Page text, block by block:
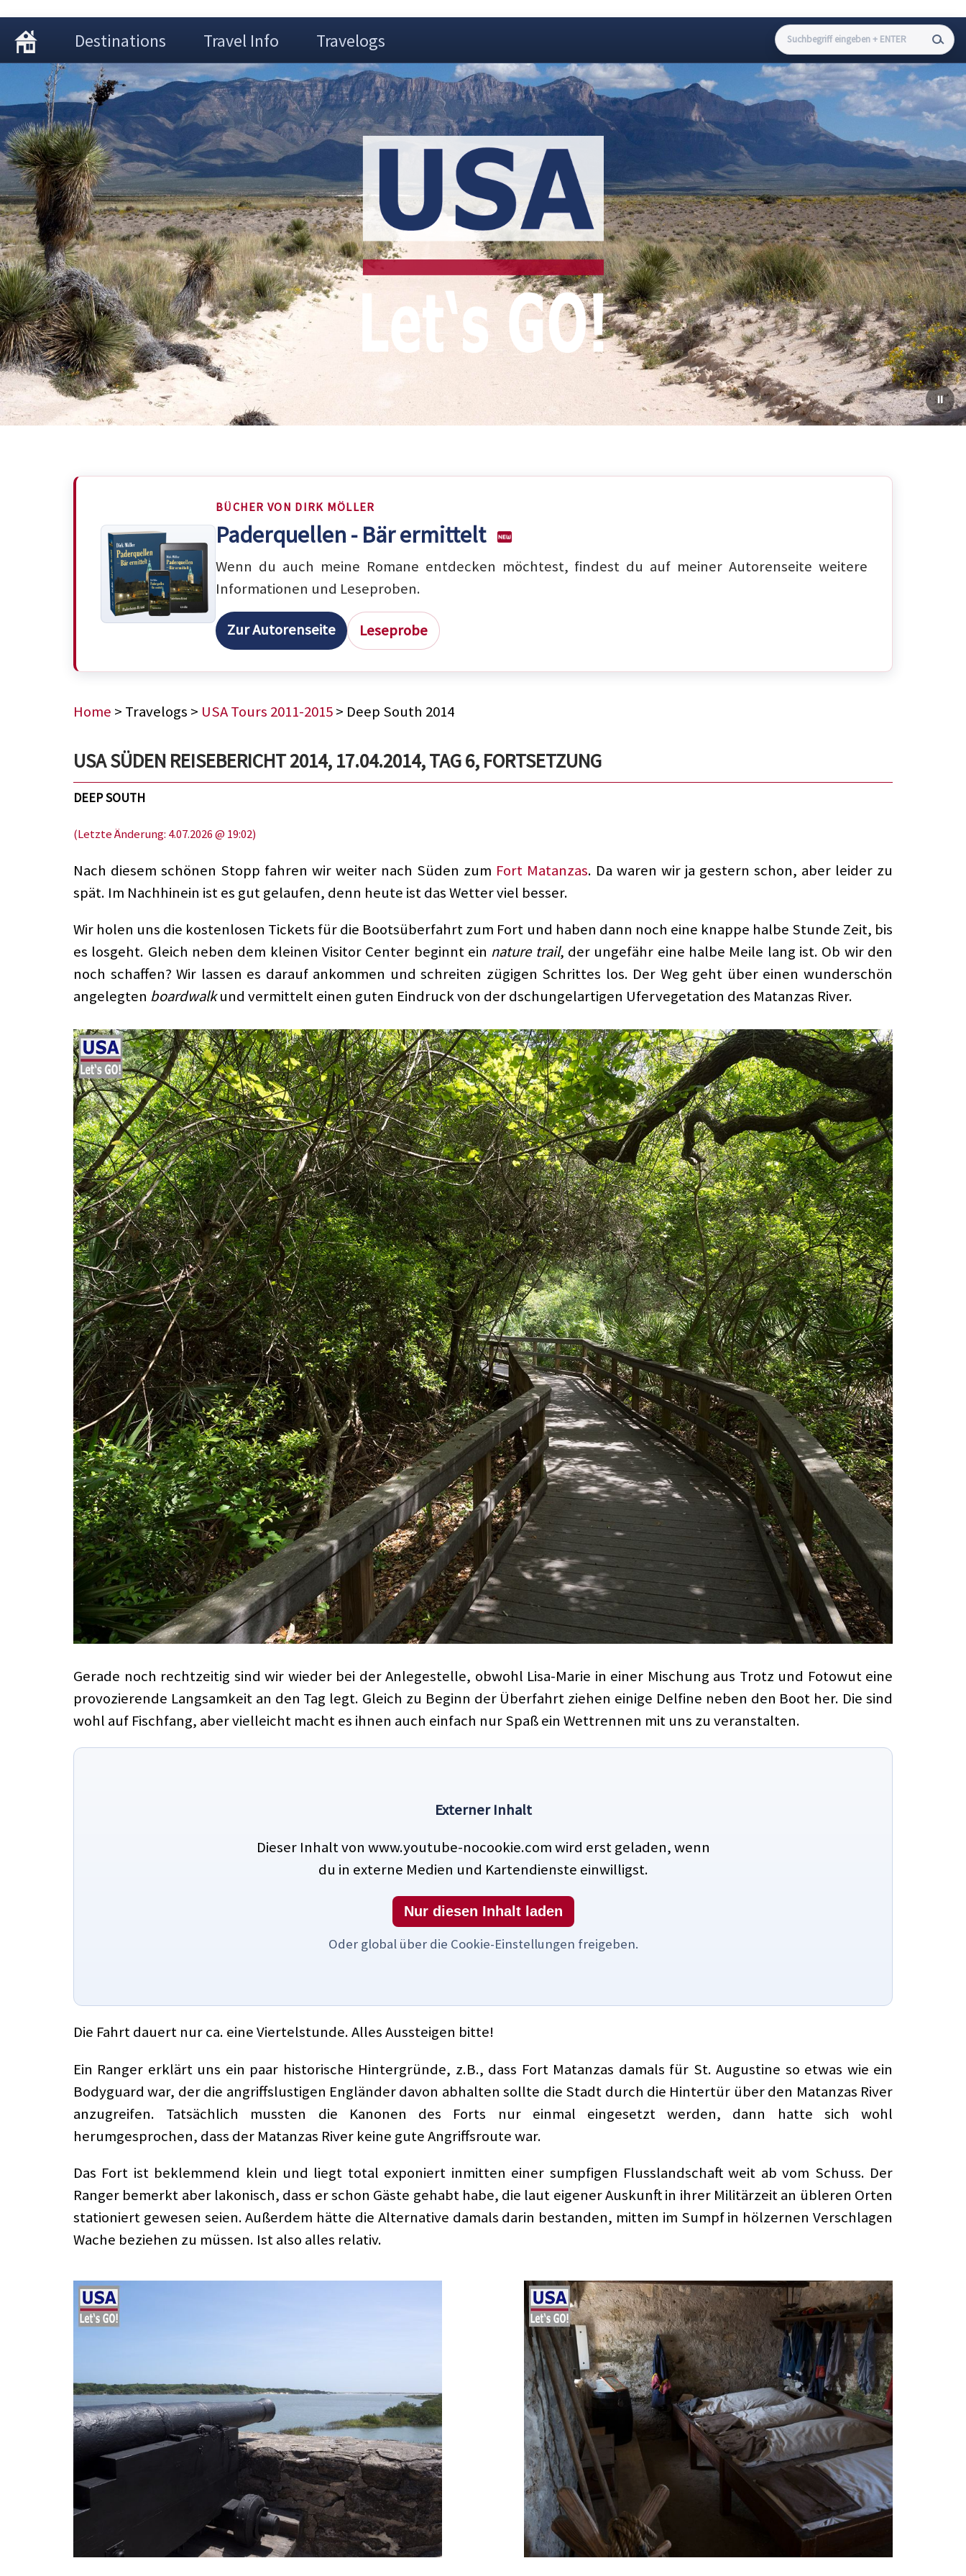
Destinations Travel Info Travelogs
BÜCHER VON DIRK MÖLLER
Paderquellen - Bär ermittelt
Wenn du auch meine Romane entdecken möchtest, findest du auf meiner Autorenseite weitere
Informationen und Leseproben.
Zur Autorenseite Leseprobe
Home > Travelogs > USA Tours 2011-2015> Deep South 2014
USA SÜDEN REISEBERICHT 2014, 17.04.2014, TAG 6, FORTSETZUNG
DEEP SOUTH
(Letzte Änderung: 4.07.2026 @ 19:02)
Nach diesem schönen Stopp fahren wir weiter nach Süden zum Fort Matanzas. Da waren wir ja gestern schon, aber leider zu
spät. Im Nachhinein ist es gut gelaufen, denn heute ist das Wetter viel besser.
Wir holen uns die kostenlosen Tickets für die Bootsüberfahrt zum Fort und haben dann noch eine knappe halbe Stunde Zeit, bis
es losgeht. Gleich neben dem kleinen Visitor Center beginnt ein nature trail, der ungefähr eine halbe Meile lang ist. Ob wir den
noch schaffen? Wir lassen es darauf ankommen und schreiten zügigen Schrittes los. Der Weg geht über einen wunderschön
angelegten boardwalkund vermittelt einen guten Eindruck von der dschungelartigen Ufervegetation des Matanzas River.
Gerade noch rechtzeitig sind wir wieder bei der Anlegestelle, obwohl Lisa-Marie in einer Mischung aus Trotz und Fotowut eine
provozierende Langsamkeit an den Tag legt. Gleich zu Beginn der Überfahrt ziehen einige Delfine neben den Boot her. Die sind
wohl auf Fischfang, aber vielleicht macht es ihnen auch einfach nur Spaß ein Wettrennen mit uns zu veranstalten.
Externer Inhalt
Dieser Inhalt von www.youtube-nocookie.com wird erst geladen, wenn
du in externe Medien und Kartendienste einwilligst.
Nur diesen Inhalt laden
Oder global über die Cookie-Einstellungen freigeben.
Die Fahrt dauert nur ca. eine Viertelstunde. Alles Aussteigen bitte!
Ein Ranger erklärt uns ein paar historische Hintergründe, z.B., dass Fort Matanzas damals für St. Augustine so etwas wie ein
Bodyguard war, der die angriffslustigen Engländer davon abhalten sollte die Stadt durch die Hintertür über den Matanzas River
anzugreifen. Tatsächlich mussten die Kanonen des Forts nur einmal eingesetzt werden, dann hatte sich wohl
herumgesprochen, dass der Matanzas River keine gute Angriffsroute war.
Das Fort ist beklemmend klein und liegt total exponiert inmitten einer sumpfigen Flusslandschaft weit ab vom Schuss. Der
Ranger bemerkt aber lakonisch, dass er schon Gäste gehabt habe, die laut eigener Auskunft in ihrer Militärzeit an übleren Orten
stationiert gewesen seien. Außerdem hätte die Alternative damals darin bestanden, mitten im Sumpf in hölzernen Verschlagen
Wache beziehen zu müssen. Ist also alles relativ.